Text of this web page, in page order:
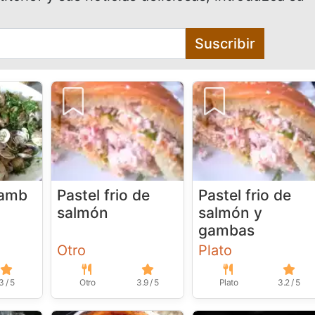
Suscribir
/ 5
Pastel frio de
salmón
Otro
Otro 3.9 / 5
Pastel frio de
salmón y
gambas
Plato
Plato 3.2 / 5